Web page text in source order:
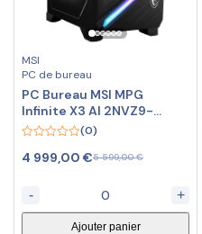
MSI
PC de bureau
PC Bureau MSI MPG
Infinite X3 AI 2NVZ9-
028EU
out
(0)
5 599,00€
4 999,00 €
- +
Ajouter panier